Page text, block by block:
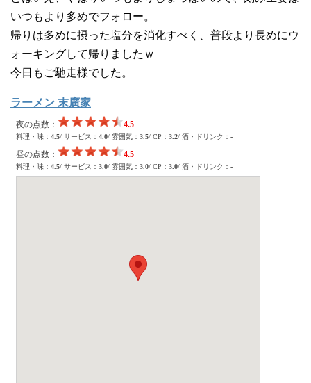
いつもより多めでフォロー。
帰りは多めに摂った塩分を消化すべく、普段より長めにウ
ォーキングして帰りましたｗ
今日もご馳走様でした。
ラーメン 末廣家